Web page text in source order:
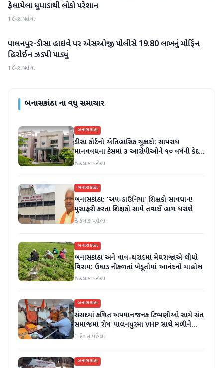
ફેલાયેલા ધુમાડાથી લોકો પરેશાન
1 દિવસ પહેલા
બનાસકાંઠા
પાલનપુર-ડીસા હાઇવે પર એસઓજી પોલીસે 19.80 લાખનું મોર્ફિન
હિરોઈન ઝડપી પાડ્યું
1 દિવસ પહેલા
બનાસકાંઠાના વધુ સમાચાર
બનાસકાંઠા
ડીસા કોર્ટનો ઐતિહાસિક ચુકાદો: સાપરાધ
માનવવધના કેસમાં ૩ આરોપીઓને ૧૦ વર્ષની કેદ
અને ૬ લાખનો દંડ
8 કલાક પહેલા
બનાસકાંઠા
બનાસકાંઠા: 'અપ-ડાઉનિયા' શિક્ષકો સાવધાન!
મુસાફરી કરતા શિક્ષકો સામે તવાઈ હાથ ધરાશે
8 કલાક પહેલા
બનાસકાંઠા
બનાસકાંઠા અને વાવ-થરાદમાં મેઘરાજાએ લીધો
વિરામ: ઉઘાડ નીકળતાં ખેડૂતોમાં આનંદનો માહોલ
8 કલાક પહેલા
બનાસકાંઠા
સંસદમાં કથિત અપમાનજનક ટિપ્પણીઓ સામે સંત
સમાજમાં રોષ: પાલનપુરમાં VHP સાથે મળીને
અધિક કલેક્ટરને આવેદનપત્ર આપ્યું
1 દિવસ પહેલા
બનાસકાંઠા